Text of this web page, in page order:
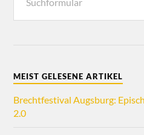
MEIST GELESENE ARTIKEL
Brechtfestival Augsburg:
2.0